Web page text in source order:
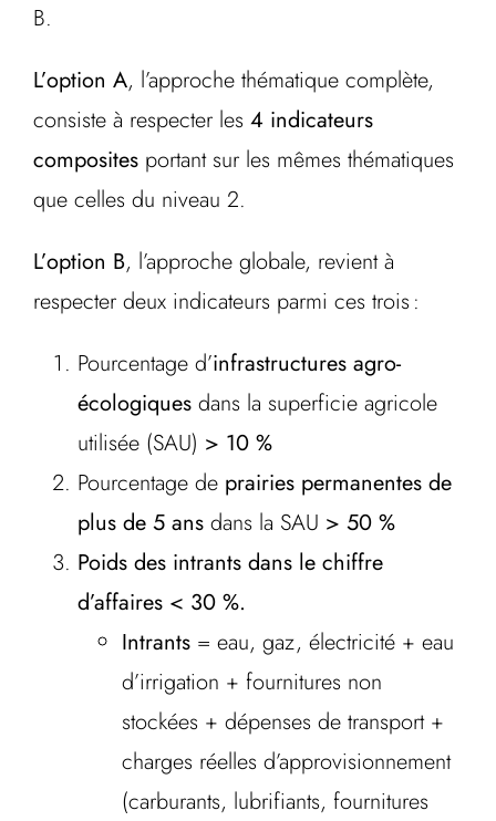
B.
L’option A, l’approche thématique complète,
consiste à respecter les 4 indicateurs
composites portant sur les mêmes thématiques
que celles du niveau 2.
L’option B, l’approche globale, revient à
respecter deux indicateurs parmi ces trois :
Pourcentage d’infrastructures agro-
écologiques dans la superficie agricole
utilisée (SAU) > 10 %
Pourcentage de prairies permanentes de
plus de 5 ans dans la SAU > 50 %
Poids des intrants dans le chiffre
d’affaires < 30 %.
Intrants = eau, gaz, électricité + eau
d’irrigation + fournitures non
stockées + dépenses de transport +
charges réelles d’approvisionnement
(carburants, lubrifiants, fournitures